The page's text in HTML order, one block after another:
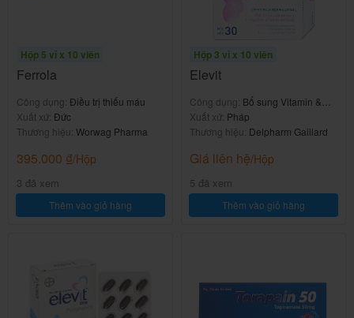
Liều dùng tham khảo theo hướng dẫn sử dụng của
nhà sản xuất.
Cách uống thuốc:
-Uống trước bữa ăn.
-Uống vào buổi sáng, trưa.
Liều dùng:
Tùy thuộc lứa tuổi bác sĩ chỉ định liều cụ thể, liều
-Trẻ em 1 – 5 tuổi: 1 ống mỗi ngày.
-Trẻ từ 6 tuổi và người lớn: 2 ống mỗi ngày.
Hộp 5 vỉ x 10 viên
Ferrola
Công dụng: Điều trị thiếu máu
Xuất xứ: Đức
Thương hiệu: Worwag Pharma
395.000 ₫/Hộp
3 đã xem
Thêm vào giỏ hàng
Hộp 3 vỉ x 10 viên
Elevit
Công dụng: Bổ sung Vitamin &
khoáng chất
Xuất xứ: Pháp
Thương hiệu: Delpharm Gaillard
Giá liên hệ/Hộp
5 đã xem
Thêm vào giỏ hàng